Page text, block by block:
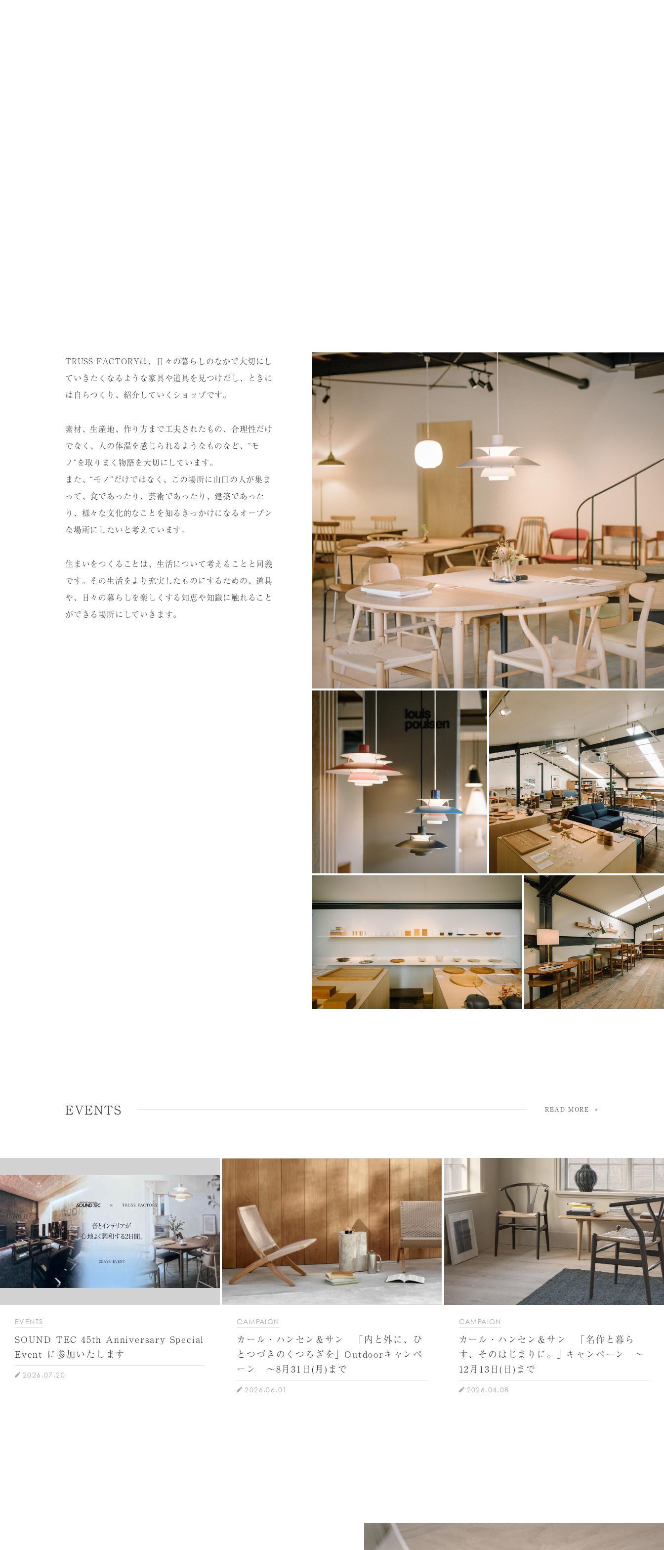
TRUSS FACTORYは、⽇々の暮らしのなかで⼤切にし
ていきたくなるような家具や道具を⾒つけだし、ときに
は⾃らつくり、紹介していくショップです。
素材、⽣産地、作り⽅まで⼯夫されたもの、合理性だけ
でなく、⼈の体温を感じられるようなものなど、“モ
ノ”を取りまく物語を⼤切にしています。
また、“モノ”だけではなく、この場所に⼭⼝の⼈が集ま
って、⾷であったり、芸術であったり、建築であった
り、様々な⽂化的なことを知るきっかけになるオープン
な場所にしたいと考えています。
住まいをつくることは、⽣活について考えることと同義
です。その⽣活をより充実したものにするための、道具
や、⽇々の暮らしを楽しくする知恵や知識に触れること
ができる場所にしていきます。
EVENTS
EVENTS
SOUND TEC 45th Anniversary Special
Event に参加いたします
2026.07.20
CAMPAIGN
カール・ハンセン＆サン 「内と外に、ひ
とつづきのくつろぎを」Outdoorキャンペ
ーン ～8月31日(月)まで
2026.06.01
CAMPAIGN
カール・ハンセン＆サン 「名作と暮ら
す、そのはじまりに。」キャンペーン ～
12月13日(日)まで
2026.04.08
READ MORE